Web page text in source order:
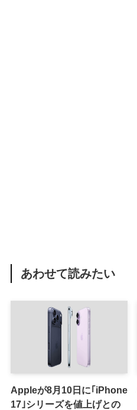
あわせて読みたい
Appleが8月10日に｢iPhone
17｣シリーズを値上げとの